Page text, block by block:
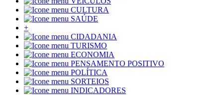
CULTURA
SAÚDE
+
CIDADANIA
TURISMO
ECONOMIA
PENSAMENTO POSITIVO
POLÍTICA
SORTEIOS
INDICADORES